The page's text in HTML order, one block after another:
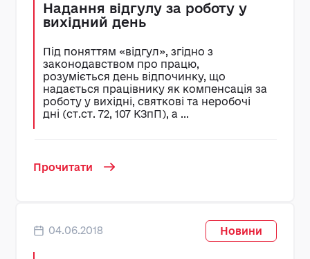
Надання відгулу за роботу у
вихідний день
Під поняттям «відгул», згідно з
законодавством про працю,
розуміється день відпочинку, що
надається працівнику як компенсація за
роботу у вихідні, святкові та неробочі
дні (ст.ст. 72, 107 КЗпП), а ...
Прочитати
04.06.2018 Новини